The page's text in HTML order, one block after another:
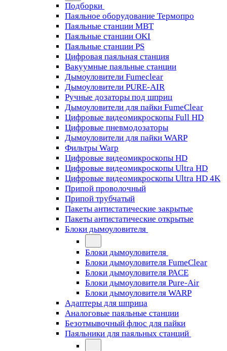
Подборки
Паяльное оборудование Термопро
Паяльные станции MBT
Паяльные станции OKI
Паяльные станции PS
Цифровая паяльная станция
Вакуумные паяльные станции
Дымоуловители Fumeclear
Дымоуловители PURE-AIR
Ручные дозаторы под шприц
Дымоуловители для пайки FumeClear
Цифровые видеомикроскопы Full HD
Цифровые пневмодозаторы
Дымоуловители для пайки WARP
Фильтры Warp
Цифровые видеомикроскопы HD
Цифровые видеомикроскопы Ultra HD
Цифровые видеомикроскопы Ultra HD 4K
Припой проволочный
Припой трубчатый
Пакеты антистатические закрытые
Пакеты антистатические открытые
Блоки дымоуловителя
Блоки дымоуловителя
Блоки дымоуловителя FumeClear
Блоки дымоуловителя PACE
Блоки дымоуловителя Pure-Air
Блоки дымоуловителя WARP
Адаптеры для шприца
Аналоговые паяльные станции
Безотмывочный флюс для пайки
Паяльники для паяльных станций